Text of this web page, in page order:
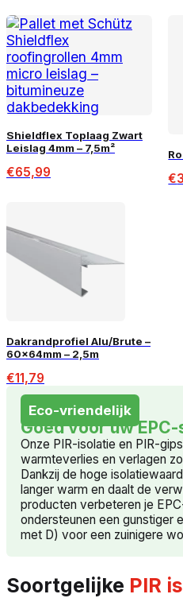
Shieldflex Toplaag Zwart
Leislag 4mm – 7,5m²
€65,99 €
Dakrandprofiel Alu/Brute –
60x64mm – 2,5m
€11,79
Eco-vriendelijk
Goed voor uw
Onze PIR-isolatie en PIR-
warmteverlies en verlagen
Dankzij de hoge
langer warm en daalt de
producten verbeteren je
ondersteunen een gunstiger
met D) voor een zuinigere
Soortgelijke PIR